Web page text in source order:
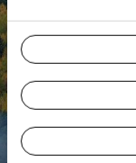
Edimbourg